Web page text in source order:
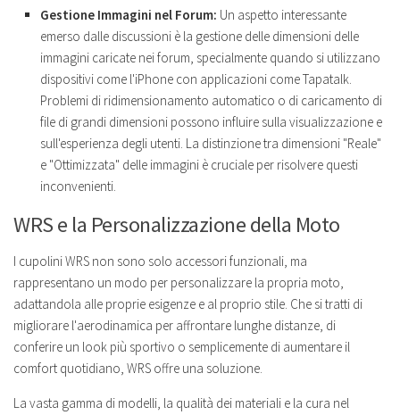
Gestione Immagini nel Forum: Un aspetto interessante
emerso dalle discussioni è la gestione delle dimensioni delle
immagini caricate nei forum, specialmente quando si utilizzano
dispositivi come l'iPhone con applicazioni come Tapatalk.
Problemi di ridimensionamento automatico o di caricamento di
file di grandi dimensioni possono influire sulla visualizzazione e
sull'esperienza degli utenti. La distinzione tra dimensioni "Reale"
e "Ottimizzata" delle immagini è cruciale per risolvere questi
inconvenienti.
WRS e la Personalizzazione della Moto
I cupolini WRS non sono solo accessori funzionali, ma
rappresentano un modo per personalizzare la propria moto,
adattandola alle proprie esigenze e al proprio stile. Che si tratti di
migliorare l'aerodinamica per affrontare lunghe distanze, di
conferire un look più sportivo o semplicemente di aumentare il
comfort quotidiano, WRS offre una soluzione.
La vasta gamma di modelli, la qualità dei materiali e la cura nel